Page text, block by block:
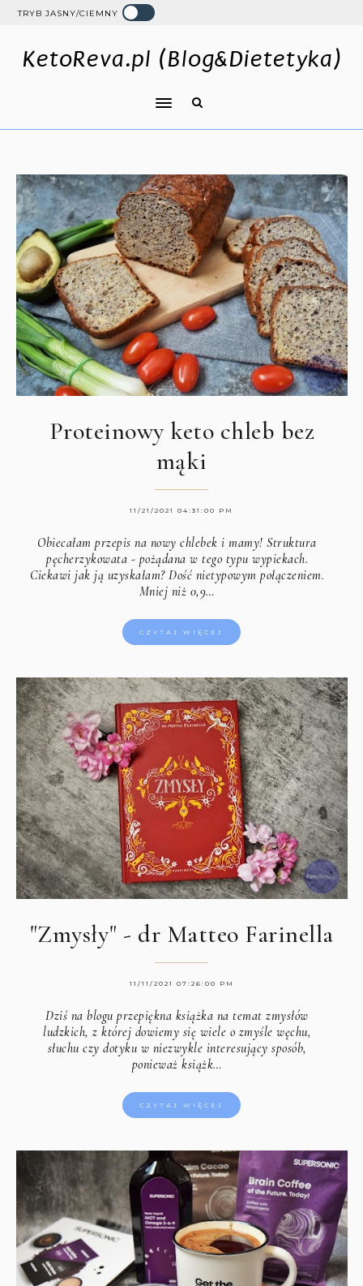
TRYB JASNY/CIEMNY
KetoReva.pl (Blog&Dietetyka)
Proteinowy keto chleb bez
mąki
11/21/2021 04:31:00 PM
Obiecałam przepis na nowy chlebek i mamy! Struktura
pęcherzykowata - pożądana w tego typu wypiekach.
Ciekawi jak ją uzyskałam? Dość nietypowym połączeniem.
Mniej niż 0,9…
CZYTAJ WIĘCEJ
"Zmysły" - dr Matteo Farinella
11/11/2021 07:26:00 PM
Dziś na blogu przepiękna książka na temat zmysłów
ludzkich, z której dowiemy się wiele o zmyśle węchu,
słuchu czy dotyku w niezwykle interesujący sposób,
ponieważ książk…
CZYTAJ WIĘCEJ